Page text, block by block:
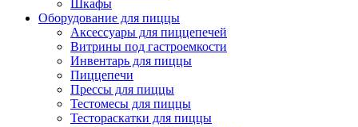
Шкафы
Оборудование для пиццы
Аксессуары для пиццепечей
Витрины под гастроемкости
Инвентарь для пиццы
Пиццепечи
Прессы для пиццы
Тестомесы для пиццы
Тестораскатки для пиццы